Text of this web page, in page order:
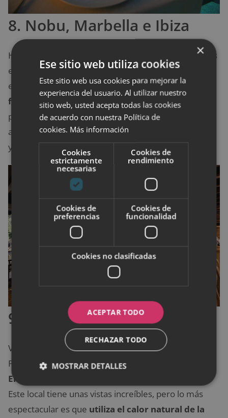
8. Nobu, Marbella e Ibiza
Hay dos
en España, uno de ellos
está en Marbella y el otro en Ibiza, que fue el último
en abrir. Ambos están especializados en la cocina
fusión japo-peruana y son todo un éxito. Eso sí, los
precios son bastante altos, por lo que no está al
alcance de todos. Sin embargo, el ambiente del local
y la comida merecen mucho la pena.
9. El Diablo, Las Palmas
Viajamos hasta Canarias, concretamente a Las
Palmas, que es donde se encuentra el
El Diablo
Este local tiene unas vistas increíbles, pero lo más
espectacular es que utiliza el calor natural de la
×
Ese sitio web utiliza cookies
Este sitio web usa cookies para mejorar la
experiencia del usuario. Al utilizar nuestro
sitio web, usted acepta todas las cookies
de acuerdo con nuestra Política de
cookies. Más información
Cookies
estrictamente
necesarias
Cookies de
rendimiento
Cookies de
preferencias
Cookies de
funcionalidad
Cookies no clasificadas
ACEPTAR TODO
RECHAZAR TODO
MOSTRAR DETALLES